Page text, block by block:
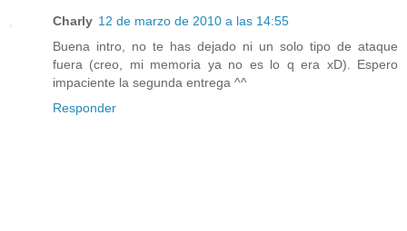
Charly 12 de marzo de 2010 a las 14:55
Buena intro, no te has dejado ni un solo tipo de ataque
fuera (creo, mi memoria ya no es lo q era xD). Espero
impaciente la segunda entrega ^^
Responder